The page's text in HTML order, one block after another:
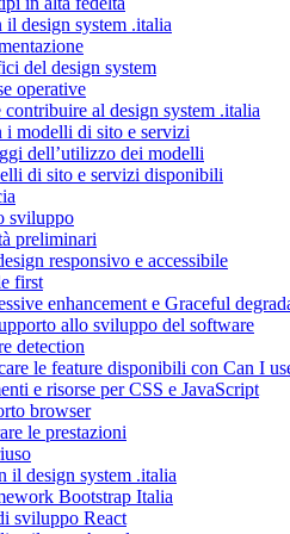
il design system .italia
del design system
operative
al design system .italia
i modelli di sito e servizi
dell’utilizzo dei modelli
di sito e servizi disponibili
sviluppo
preliminari
responsivo e accessibile
first
enhancement e Graceful
allo sviluppo del software
detection
le feature disponibili con Can I
e risorse per CSS e JavaScript
browser
le prestazioni
il design system .italia
Bootstrap Italia
sviluppo React